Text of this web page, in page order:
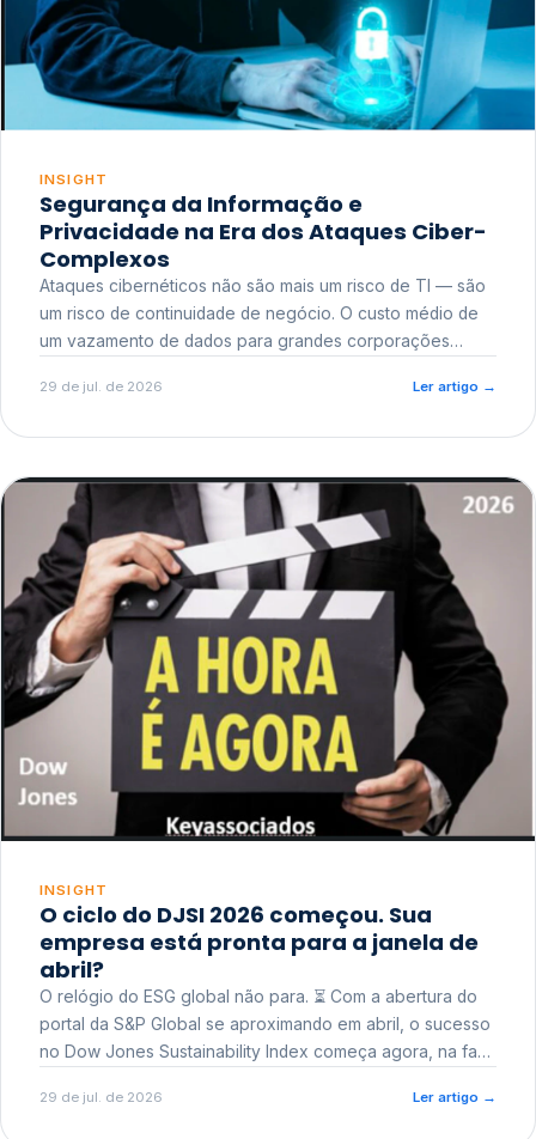
INSIGHT
Segurança da Informação e
Privacidade na Era dos Ataques Ciber-
Complexos
Ataques cibernéticos não são mais um risco de TI — são
um risco de continuidade de negócio. O custo médio de
um vazamento de dados para grandes corporações
reputacional e o risco regulatório junto a órgãos como a
29 de jul. de 2026 Ler artigo →
INSIGHT
O ciclo do DJSI 2026 começou. Sua
empresa está pronta para a janela de
abril?
O relógio do ESG global não para. ⏳ Com a abertura do
portal da S&P Global se aproximando em abril, o sucesso
no Dow Jones Sustainability Index começa agora, na fase
29 de jul. de 2026 Ler artigo →